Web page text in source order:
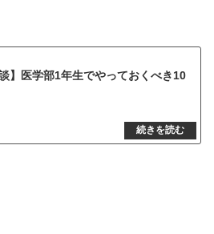
談】医学部1年生でやっておくべき10